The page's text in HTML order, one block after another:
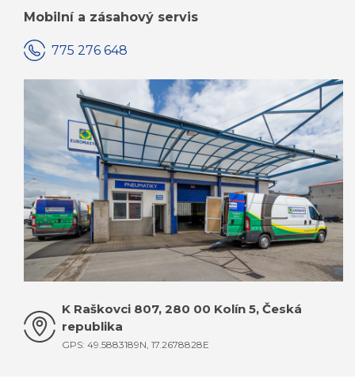
Mobilní a zásahový servis
775 276 648
KOMPLETNÍ KONTAKTY JSOU ZDE
K Raškovci 807, 280 00 Kolín 5, Česká
republika
GPS: 49.5883189N, 17.2678828E